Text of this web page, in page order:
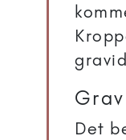
Det